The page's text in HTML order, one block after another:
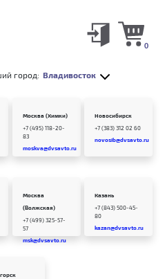
город: Владивосток
0
Москва (Химки)
+7 (495) 118-20-
83
moskva@dvsavto.ru
Новосибирск
+7 (383) 312 02 60
novosib@dvsavto.ru
Москва
(Волжская)
+7 (499) 325-57-
57
msk@dvsavto.ru
Казань
+7 (843) 500-45-
80
kazan@dvsavto.ru